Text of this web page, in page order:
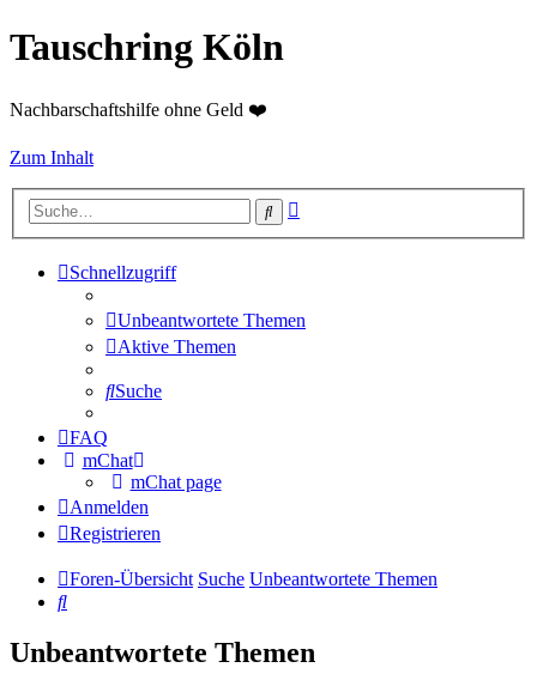
Tauschring Köln
Nachbarschaftshilfe ohne Geld ❤️
Zum Inhalt
Suche
Schnellzugriff
Unbeantwortete Themen
Aktive Themen
Suche
FAQ
mChat
mChat page
Anmelden
Registrieren
Foren-Übersicht Suche Unbeantwortete Themen
Suche
Unbeantwortete Themen